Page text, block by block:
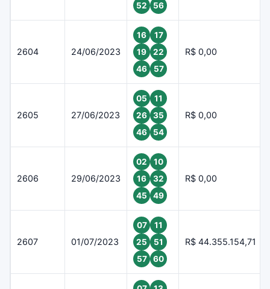
52
56
2604 24/06/2023
16
17
19
22
46
57
R$ 0,00
2605 27/06/2023
05
11
26
35
46
54
R$ 0,00
2606 29/06/2023
02
10
16
32
45
49
R$ 0,00
2607 01/07/2023
07
11
25
51
57
60
R$ 44.355.154,71